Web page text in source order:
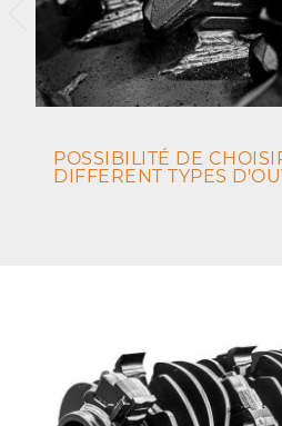
POSSIBILITÉ DE
DIFFERENT TYPES